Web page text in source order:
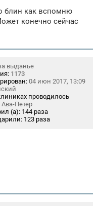
блин как вспомню
конечно сейчас
выданье
1173
04 июн 2017, 13:09
проводилось
Ава-Петер
(а): 144 раза
123 раза